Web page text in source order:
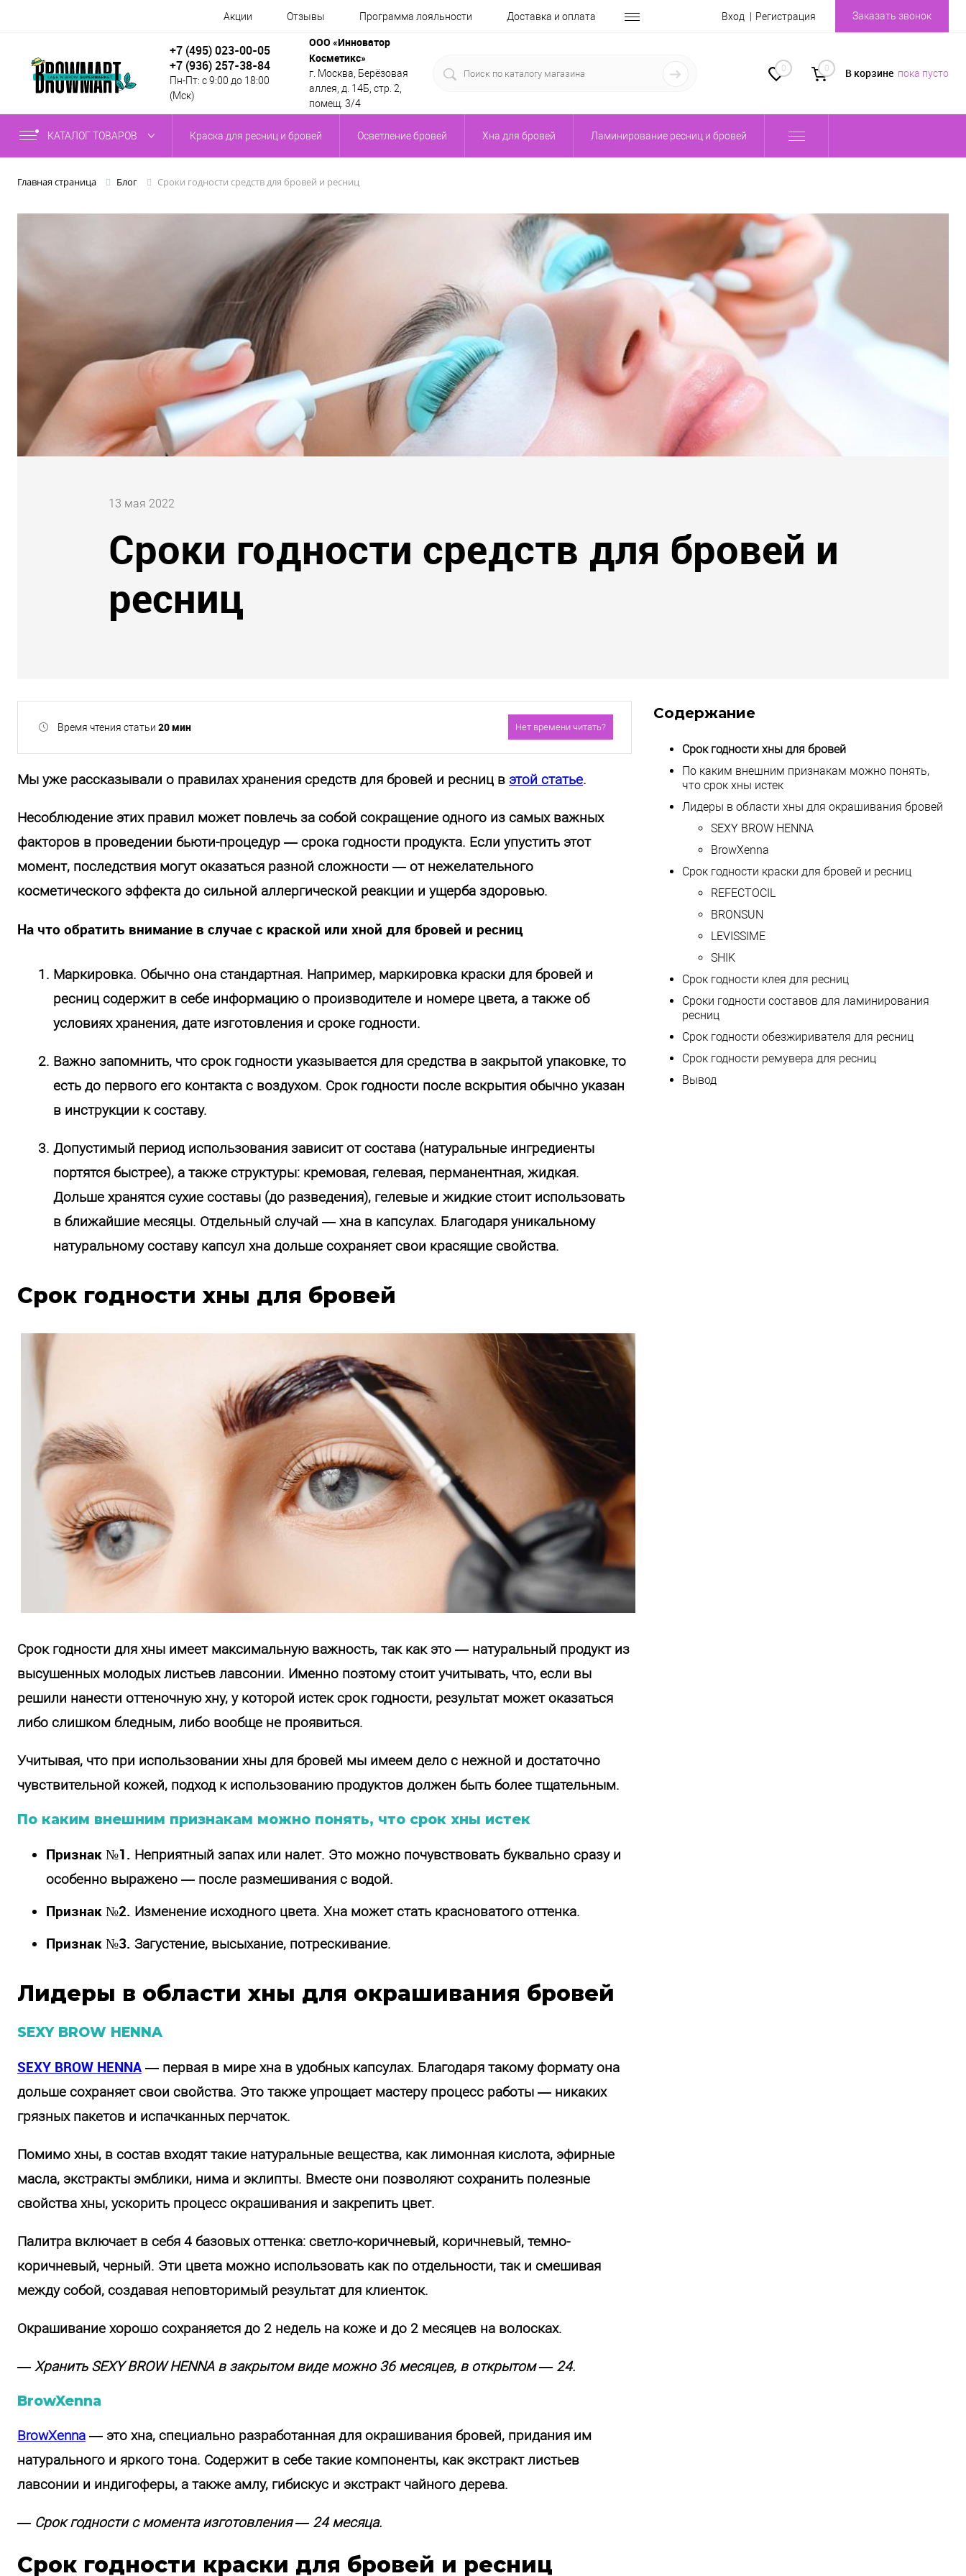
Акции Отзывы Программа лояльности Доставка и оплата Вход Регистрация Заказать звонок
+7 (495) 023-00-05
+7 (936) 257-38-84
Пн-Пт: с 9:00 до 18:00
(Мск)
ООО «Инноватор
Косметикс»
г. Москва, Берёзовая
аллея, д. 14Б, стр. 2,
помещ. 3/4
0 0 В корзине пока пусто
КАТАЛОГ ТОВАРОВ Краска для ресниц и бровей Осветление бровей Хна для бровей Ламинирование ресниц и бровей
Главная страница Блог Сроки годности средств для бровей и ресниц
13 мая 2022
Сроки годности средств для бровей и
ресниц
Время чтения статьи 20 мин Нет времени читать?
Обработку своих персональных данных.
Мы уже рассказывали о правилах хранения средств для бровей и ресниц в этой статье.
Несоблюдение этих правил может повлечь за собой сокращение одного из самых важных
факторов в проведении бьюти-процедур — срока годности продукта. Если упустить этот
момент, последствия могут оказаться разной сложности — от нежелательного
косметического эффекта до сильной аллергической реакции и ущерба здоровью.
На что обратить внимание в случае с краской или хной для бровей и ресниц
Маркировка. Обычно она стандартная. Например, маркировка краски для бровей и
ресниц содержит в себе информацию о производителе и номере цвета, а также об
условиях хранения, дате изготовления и сроке годности.
Важно запомнить, что срок годности указывается для средства в закрытой упаковке, то
есть до первого его контакта с воздухом. Срок годности после вскрытия обычно указан
в инструкции к составу.
Допустимый период использования зависит от состава (натуральные ингредиенты
портятся быстрее), а также структуры: кремовая, гелевая, перманентная, жидкая.
Дольше хранятся сухие составы (до разведения), гелевые и жидкие стоит использовать
в ближайшие месяцы. Отдельный случай — хна в капсулах. Благодаря уникальному
натуральному составу капсул хна дольше сохраняет свои красящие свойства.
Срок годности хны для бровей
Срок годности для хны имеет максимальную важность, так как это — натуральный продукт из
высушенных молодых листьев лавсонии. Именно поэтому стоит учитывать, что, если вы
решили нанести оттеночную хну, у которой истек срок годности, результат может оказаться
либо слишком бледным, либо вообще не проявиться.
Учитывая, что при использовании хны для бровей мы имеем дело с нежной и достаточно
чувствительной кожей, подход к использованию продуктов должен быть более тщательным.
По каким внешним признакам можно понять, что срок хны истек
Признак №1. Неприятный запах или налет. Это можно почувствовать буквально сразу и
особенно выражено — после размешивания с водой.
Признак №2. Изменение исходного цвета. Хна может стать красноватого оттенка.
Признак №3. Загустение, высыхание, потрескивание.
Лидеры в области хны для окрашивания бровей
SEXY BROW HENNA
SEXY BROW HENNA — первая в мире хна в удобных капсулах. Благодаря такому формату она
дольше сохраняет свои свойства. Это также упрощает мастеру процесс работы — никаких
грязных пакетов и испачканных перчаток.
Помимо хны, в состав входят такие натуральные вещества, как лимонная кислота, эфирные
масла, экстракты эмблики, нима и эклипты. Вместе они позволяют сохранить полезные
свойства хны, ускорить процесс окрашивания и закрепить цвет.
Палитра включает в себя 4 базовых оттенка: светло-коричневый, коричневый, темно-
коричневый, черный. Эти цвета можно использовать как по отдельности, так и смешивая
между собой, создавая неповторимый результат для клиенток.
Окрашивание хорошо сохраняется до 2 недель на коже и до 2 месяцев на волосках.
— Хранить SEXY BROW HENNA в закрытом виде можно 36 месяцев, в открытом — 24.
BrowXenna
BrowXenna — это хна, специально разработанная для окрашивания бровей, придания им
натурального и яркого тона. Содержит в себе такие компоненты, как экстракт листьев
лавсонии и индигоферы, а также амлу, гибискус и экстракт чайного дерева.
— Срок годности с момента изготовления — 24 месяца.
Срок годности краски для бровей и ресниц
Содержание
Срок годности хны для бровей
По каким внешним признакам можно понять,
что срок хны истек
Лидеры в области хны для окрашивания бровей
SEXY BROW HENNA
BrowXenna
Срок годности краски для бровей и ресниц
REFECTOCIL
BRONSUN
LEVISSIME
SHIK
Срок годности клея для ресниц
Сроки годности составов для ламинирования
ресниц
Срок годности обезжиривателя для ресниц
Cрок годности ремувера для ресниц
Вывод